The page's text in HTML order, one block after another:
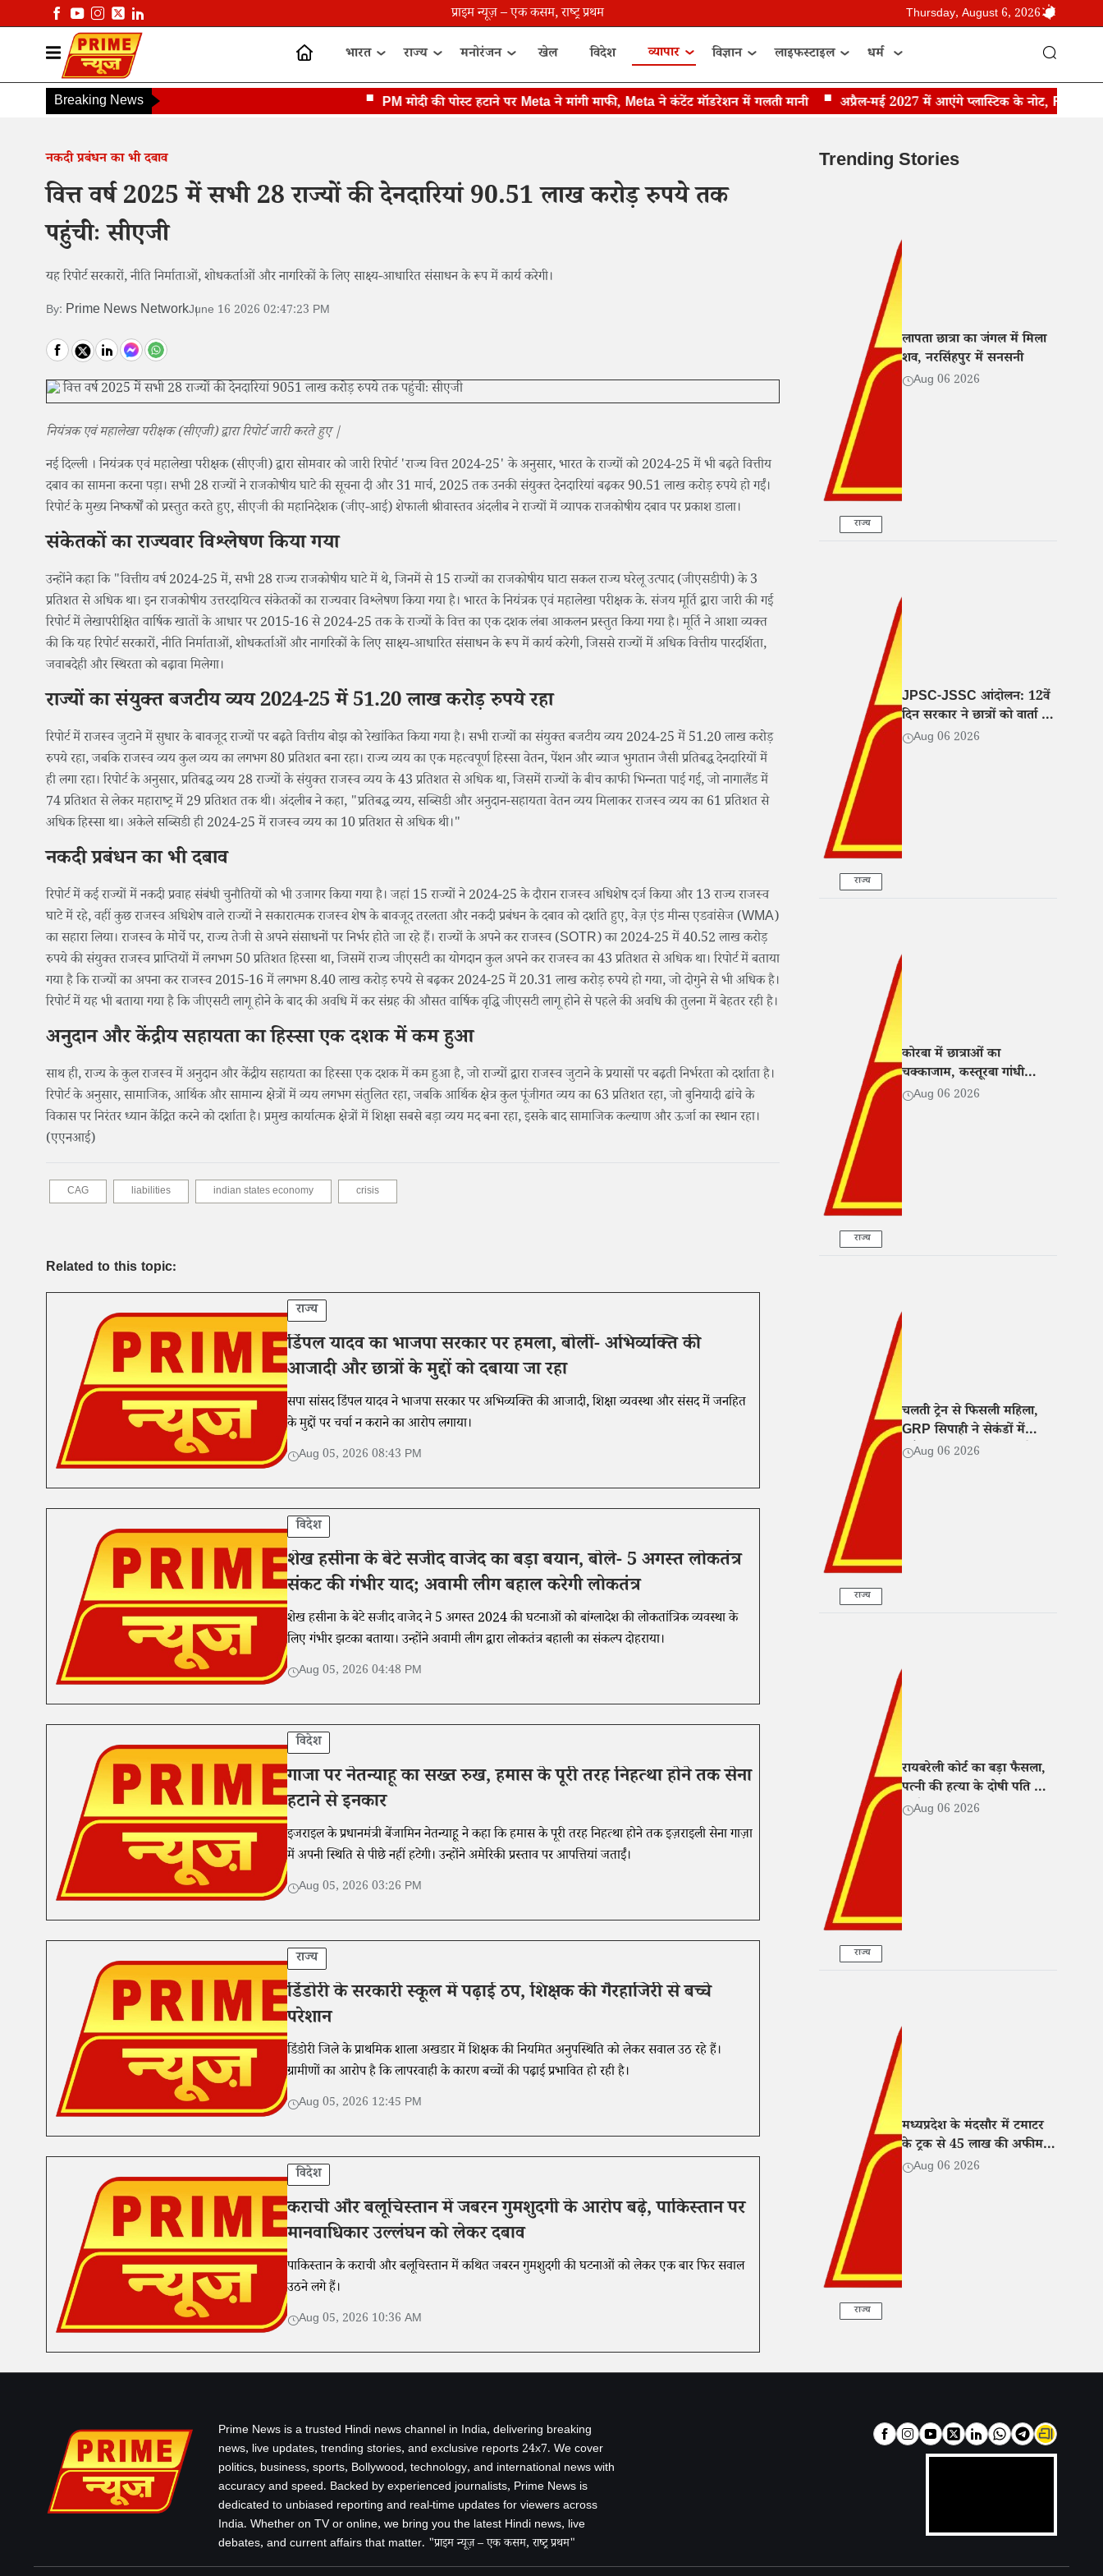
प्राइम न्यूज़ – एक कसम, राष्ट्र प्रथम Thursday, August 6, 2026
भारत राज्य मनोरंजन खेल विदेश व्यापार विज्ञान लाइफस्टाइल धर्म
Breaking News PM मोदी की पोस्ट हटाने पर Meta ने मांगी माफी, Meta ने कंटेंट मॉडरेशन में गलती मानी अप्रैल-मई 2027 में आएंगे प्लास्टिक के नोट, RBI गवर्नर
नकदी प्रबंधन का भी दबाव
वित्त वर्ष 2025 में सभी 28 राज्यों की देनदारियां 90.51 लाख करोड़ रुपये तक
पहुंचीः सीएजी
यह रिपोर्ट सरकारों, नीति निर्माताओं, शोधकर्ताओं और नागरिकों के लिए साक्ष्य-आधारित संसाधन के रूप में कार्य करेगी।
By: Prime News NetworkJune 16 2026 02:47:23 PM
नियंत्रक एवं महालेखा परीक्षक (सीएजी) द्वारा रिपोर्ट जारी करते हुए |
नई दिल्ली । नियंत्रक एवं महालेखा परीक्षक (सीएजी) द्वारा सोमवार को जारी रिपोर्ट 'राज्य वित्त 2024-25' के अनुसार, भारत के राज्यों को 2024-25 में भी बढ़ते वित्तीय
दबाव का सामना करना पड़ा। सभी 28 राज्यों ने राजकोषीय घाटे की सूचना दी और 31 मार्च, 2025 तक उनकी संयुक्त देनदारियां बढ़कर 90.51 लाख करोड़ रुपये हो गईं।
रिपोर्ट के मुख्य निष्कर्षों को प्रस्तुत करते हुए, सीएजी की महानिदेशक (जीए-आई) शेफाली श्रीवास्तव अंदलीब ने राज्यों में व्यापक राजकोषीय दबाव पर प्रकाश डाला।
संकेतकों का राज्यवार विश्लेषण किया गया
उन्होंने कहा कि "वित्तीय वर्ष 2024-25 में, सभी 28 राज्य राजकोषीय घाटे में थे, जिनमें से 15 राज्यों का राजकोषीय घाटा सकल राज्य घरेलू उत्पाद (जीएसडीपी) के 3
प्रतिशत से अधिक था। इन राजकोषीय उत्तरदायित्व संकेतकों का राज्यवार विश्लेषण किया गया है। भारत के नियंत्रक एवं महालेखा परीक्षक के. संजय मूर्ति द्वारा जारी की गई
रिपोर्ट में लेखापरीक्षित वार्षिक खातों के आधार पर 2015-16 से 2024-25 तक के राज्यों के वित्त का एक दशक लंबा आकलन प्रस्तुत किया गया है। मूर्ति ने आशा व्यक्त
की कि यह रिपोर्ट सरकारों, नीति निर्माताओं, शोधकर्ताओं और नागरिकों के लिए साक्ष्य-आधारित संसाधन के रूप में कार्य करेगी, जिससे राज्यों में अधिक वित्तीय पारदर्शिता,
जवाबदेही और स्थिरता को बढ़ावा मिलेगा।
राज्यों का संयुक्त बजटीय व्यय 2024-25 में 51.20 लाख करोड़ रुपये रहा
रिपोर्ट में राजस्व जुटाने में सुधार के बावजूद राज्यों पर बढ़ते वित्तीय बोझ को रेखांकित किया गया है। सभी राज्यों का संयुक्त बजटीय व्यय 2024-25 में 51.20 लाख करोड़
रुपये रहा, जबकि राजस्व व्यय कुल व्यय का लगभग 80 प्रतिशत बना रहा। राज्य व्यय का एक महत्वपूर्ण हिस्सा वेतन, पेंशन और ब्याज भुगतान जैसी प्रतिबद्ध देनदारियों में
ही लगा रहा। रिपोर्ट के अनुसार, प्रतिबद्ध व्यय 28 राज्यों के संयुक्त राजस्व व्यय के 43 प्रतिशत से अधिक था, जिसमें राज्यों के बीच काफी भिन्नता पाई गई, जो नागालैंड में
74 प्रतिशत से लेकर महाराष्ट्र में 29 प्रतिशत तक थी। अंदलीब ने कहा, "प्रतिबद्ध व्यय, सब्सिडी और अनुदान-सहायता वेतन व्यय मिलाकर राजस्व व्यय का 61 प्रतिशत से
अधिक हिस्सा था। अकेले सब्सिडी ही 2024-25 में राजस्व व्यय का 10 प्रतिशत से अधिक थी।"
नकदी प्रबंधन का भी दबाव
रिपोर्ट में कई राज्यों में नकदी प्रवाह संबंधी चुनौतियों को भी उजागर किया गया है। जहां 15 राज्यों ने 2024-25 के दौरान राजस्व अधिशेष दर्ज किया और 13 राज्य राजस्व
घाटे में रहे, वहीं कुछ राजस्व अधिशेष वाले राज्यों ने सकारात्मक राजस्व शेष के बावजूद तरलता और नकदी प्रबंधन के दबाव को दर्शाते हुए, वेज़ एंड मीन्स एडवांसेज (WMA)
का सहारा लिया। राजस्व के मोर्चे पर, राज्य तेजी से अपने संसाधनों पर निर्भर होते जा रहे हैं। राज्यों के अपने कर राजस्व (SOTR) का 2024-25 में 40.52 लाख करोड़
रुपये की संयुक्त राजस्व प्राप्तियों में लगभग 50 प्रतिशत हिस्सा था, जिसमें राज्य जीएसटी का योगदान कुल अपने कर राजस्व का 43 प्रतिशत से अधिक था। रिपोर्ट में बताया
गया है कि राज्यों का अपना कर राजस्व 2015-16 में लगभग 8.40 लाख करोड़ रुपये से बढ़कर 2024-25 में 20.31 लाख करोड़ रुपये हो गया, जो दोगुने से भी अधिक है।
रिपोर्ट में यह भी बताया गया है कि जीएसटी लागू होने के बाद की अवधि में कर संग्रह की औसत वार्षिक वृद्धि जीएसटी लागू होने से पहले की अवधि की तुलना में बेहतर रही है।
अनुदान और केंद्रीय सहायता का हिस्सा एक दशक में कम हुआ
साथ ही, राज्य के कुल राजस्व में अनुदान और केंद्रीय सहायता का हिस्सा एक दशक में कम हुआ है, जो राज्यों द्वारा राजस्व जुटाने के प्रयासों पर बढ़ती निर्भरता को दर्शाता है।
रिपोर्ट के अनुसार, सामाजिक, आर्थिक और सामान्य क्षेत्रों में व्यय लगभग संतुलित रहा, जबकि आर्थिक क्षेत्र कुल पूंजीगत व्यय का 63 प्रतिशत रहा, जो बुनियादी ढांचे के
विकास पर निरंतर ध्यान केंद्रित करने को दर्शाता है। प्रमुख कार्यात्मक क्षेत्रों में शिक्षा सबसे बड़ा व्यय मद बना रहा, इसके बाद सामाजिक कल्याण और ऊर्जा का स्थान रहा।
(एएनआई)
CAG liabilities indian states economy crisis
Related to this topic:
राज्य
डिंपल यादव का भाजपा सरकार पर हमला, बोलीं- अभिव्यक्ति की
आजादी और छात्रों के मुद्दों को दबाया जा रहा
सपा सांसद डिंपल यादव ने भाजपा सरकार पर अभिव्यक्ति की आजादी, शिक्षा व्यवस्था और संसद में जनहित
के मुद्दों पर चर्चा न कराने का आरोप लगाया।
Aug 05, 2026 08:43 PM
विदेश
शेख हसीना के बेटे सजीद वाजेद का बड़ा बयान, बोले- 5 अगस्त लोकतंत्र
संकट की गंभीर याद; अवामी लीग बहाल करेगी लोकतंत्र
शेख हसीना के बेटे सजीद वाजेद ने 5 अगस्त 2024 की घटनाओं को बांग्लादेश की लोकतांत्रिक व्यवस्था के
लिए गंभीर झटका बताया। उन्होंने अवामी लीग द्वारा लोकतंत्र बहाली का संकल्प दोहराया।
Aug 05, 2026 04:48 PM
विदेश
गाजा पर नेतन्याहू का सख्त रुख, हमास के पूरी तरह निहत्था होने तक सेना
हटाने से इनकार
इजराइल के प्रधानमंत्री बेंजामिन नेतन्याहू ने कहा कि हमास के पूरी तरह निहत्था होने तक इज़राइली सेना गाज़ा
में अपनी स्थिति से पीछे नहीं हटेगी। उन्होंने अमेरिकी प्रस्ताव पर आपत्तियां जताईं।
Aug 05, 2026 03:26 PM
राज्य
डिंडोरी के सरकारी स्कूल में पढ़ाई ठप, शिक्षक की गैरहाजिरी से बच्चे
परेशान
डिंडोरी जिले के प्राथमिक शाला अखडार में शिक्षक की नियमित अनुपस्थिति को लेकर सवाल उठ रहे हैं।
ग्रामीणों का आरोप है कि लापरवाही के कारण बच्चों की पढ़ाई प्रभावित हो रही है।
Aug 05, 2026 12:45 PM
विदेश
कराची और बलूचिस्तान में जबरन गुमशुदगी के आरोप बढ़े, पाकिस्तान पर
मानवाधिकार उल्लंघन को लेकर दबाव
पाकिस्तान के कराची और बलूचिस्तान में कथित जबरन गुमशुदगी की घटनाओं को लेकर एक बार फिर सवाल
उठने लगे हैं।
Aug 05, 2026 10:36 AM
Trending Stories
राज्य
लापता छात्रा का जंगल में मिला
शव, नरसिंहपुर में सनसनी
Aug 06 2026
राज्य
JPSC-JSSC आंदोलन: 12वें
दिन सरकार ने छात्रों को वार्ता के
लिए बुलाया
Aug 06 2026
राज्य
कोरबा में छात्राओं का
चक्काजाम, कस्तूरबा गांधी
छात्रावास अधीक्षिका पर प्रताड़ना
Aug 06 2026
राज्य
चलती ट्रेन से फिसली महिला,
GRP सिपाही ने सेकंडों में
खींचकर बचाई जान, वीडियो
Aug 06 2026
राज्य
रायबरेली कोर्ट का बड़ा फैसला,
पत्नी की हत्या के दोषी पति को
उम्रकैद की सजा
Aug 06 2026
राज्य
मध्यप्रदेश के मंदसौर में टमाटर
के ट्रक से 45 लाख की अफीम
बरामद, तीन तस्कर गिरफ्तार
Aug 06 2026
Prime News is a trusted Hindi news channel in India, delivering breaking
news, live updates, trending stories, and exclusive reports 24x7. We cover
politics, business, sports, Bollywood, technology, and international news with
accuracy and speed. Backed by experienced journalists, Prime News is
dedicated to unbiased reporting and real-time updates for viewers across
India. Whether on TV or online, we bring you the latest Hindi news, live
debates, and current affairs that matter. "प्राइम न्यूज़ – एक कसम, राष्ट्र प्रथम"